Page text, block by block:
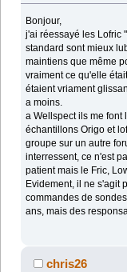
Bonjour,
j'ai réessayé les Lofric
standard sont mieux
maintiens que même
vraiment ce qu'elle
étaient vriament
a moins.
a Wellspect ils me font
échantillons Origo et
groupe sur un autre
interressent, ce n'est
patient mais le Fric,
Evidement, il ne s'agit
commandes de
ans, mais des
chris26